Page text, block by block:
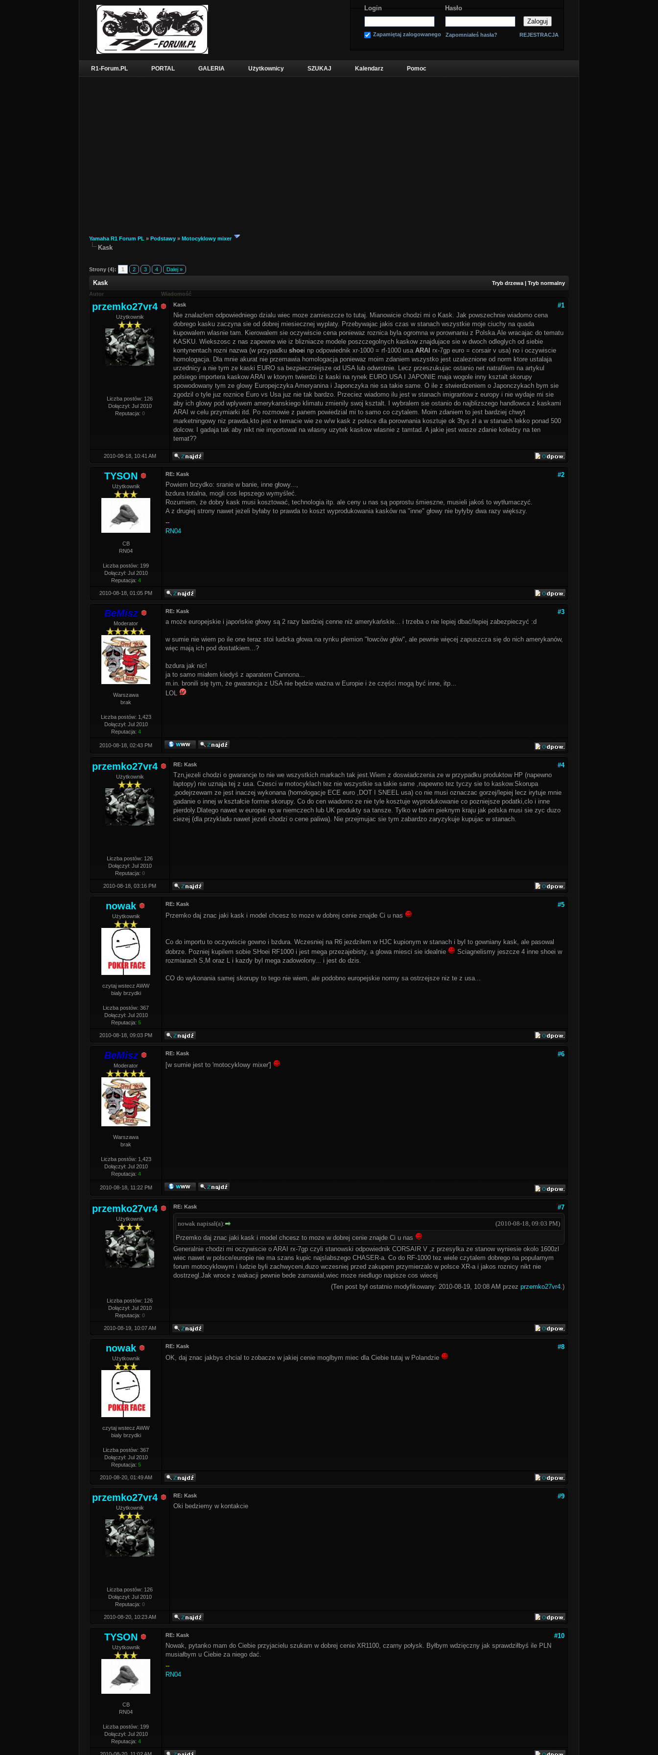
Login Hasło
Zapamiętaj zalogowanego Zapomniałeś hasła? REJESTRACJA
R1-Forum.PL PORTAL GALERIA Użytkownicy SZUKAJ Kalendarz Pomoc
Yamaha R1 Forum PL » Podstawy » Motocyklowy mixer
Kask
Strony (4): 1 2 3 4 Dalej »
Tryb drzewa | Tryb normalny
Kask
Autor Wiadomość
przemko27vr4
Użytkownik
Liczba postów: 126
Dołączył: Jul 2010
Reputacja: 0
#1
Kask
Nie znalazlem odpowiedniego dzialu wiec moze zamieszcze to tutaj. Mianowicie chodzi mi o Kask. Jak powszechnie wiadomo cena
dobrego kasku zaczyna sie od dobrej miesiecznej wyplaty. Przebywajac jakis czas w stanach wszystkie moje ciuchy na quada
kupowalem wlasnie tam. Kierowalem sie oczywiscie cena poniewaz roznica byla ogromna w porownaniu z Polska.Ale wracajac do tematu
KASKU. Wiekszosc z nas zapewne wie iz blizniacze modele poszczegolnych kaskow znajdujace sie w dwoch odleglych od siebie
kontynentach rozni nazwa (w przypadku shoei np odpowiednik xr-1000 = rf-1000 usa ARAI rx-7gp euro = corsair v usa) no i oczywiscie
homologacja. Dla mnie akurat nie przemawia homologacja poniewaz moim zdaniem wszystko jest uzaleznione od norm ktore ustalaja
urzednicy a nie tym ze kaski EURO sa bezpieczniejsze od USA lub odwrotnie. Lecz przeszukujac ostanio net natrafilem na artykul
polsiego importera kaskow ARAI w ktorym twierdzi iz kaski na rynek EURO USA I JAPONIE maja wogole inny ksztalt skorupy
spowodowany tym ze glowy Europejczyka Ameryanina i Japonczyka nie sa takie same. O ile z stwierdzeniem o Japonczykach bym sie
zgodzil o tyle juz roznice Euro vs Usa juz nie tak bardzo. Przeciez wiadomo ilu jest w stanach imigrantow z europy i nie wydaje mi sie
aby ich glowy pod wplywem amerykanskiego klimatu zmienily swoj ksztalt. I wybralem sie ostanio do najblizszego handlowca z kaskami
ARAI w celu przymiarki itd. Po rozmowie z panem powiedzial mi to samo co czytalem. Moim zdaniem to jest bardziej chwyt
marketningowy niz prawda,kto jest w temacie wie ze w/w kask z polsce dla porownania kosztuje ok 3tys zl a w stanach lekko ponad 500
dolcow. I gadaja tak aby nikt nie importowal na wlasny uzytek kaskow wlasnie z tamtad. A jakie jest wasze zdanie koledzy na ten
temat??
2010-08-18, 10:41 AM
TYSON
Użytkownik
CB
RN04
Liczba postów: 199
Dołączył: Jul 2010
Reputacja: 4
#2
RE: Kask
Powiem brzydko: sranie w banie, inne głowy...,
bzdura totalna, mogli cos lepszego wymyśleć.
Rozumiem, że dobry kask musi kosztować, technologia itp. ale ceny u nas są poprostu śmieszne, musieli jakoś to wytłumaczyć.
A z drugiej strony nawet jeżeli byłaby to prawda to koszt wyprodukowania kasków na "inne" głowy nie byłyby dwa razy większy.
--
RN04
2010-08-18, 01:05 PM
BeMisz
Moderator
Warszawa
brak
Liczba postów: 1,423
Dołączył: Jul 2010
Reputacja: 4
#3
RE: Kask
a może europejskie i japońskie głowy są 2 razy bardziej cenne niż amerykańskie... i trzeba o nie lepiej dbać/lepiej zabezpieczyć :d
w sumie nie wiem po ile one teraz stoi ludzka głowa na rynku plemion "łowców głów", ale pewnie więcej zapuszcza się do nich amerykanów,
więc mają ich pod dostatkiem...?
bzdura jak nic!
ja to samo miałem kiedyś z aparatem Cannona...
m.in. bronili się tym, że gwarancja z USA nie będzie ważna w Europie i że części mogą być inne, itp...
LOL
2010-08-18, 02:43 PM
przemko27vr4
Użytkownik
Liczba postów: 126
Dołączył: Jul 2010
Reputacja: 0
#4
RE: Kask
Tzn,jezeli chodzi o gwarancje to nie we wszystkich markach tak jest.Wiem z doswiadczenia ze w przypadku produktow HP (napewno
laptopy) nie uznaja tej z usa. Czesci w motocyklach tez nie wszystkie sa takie same ,napewno tez tyczy sie to kaskow.Skorupa
,podejrzewam ze jest inaczej wykonana (homologacje ECE euro ,DOT I SNEEL usa) co nie musi oznaczac gorzej/lepiej lecz irytuje mnie
gadanie o innej w kształcie formie skorupy. Co do cen wiadomo ze nie tyle kosztuje wyprodukowanie co pozniejsze podatki,clo i inne
pierdoly.Dlatego nawet w europie np.w niemczech lub UK produkty sa tansze. Tylko w takim pieknym kraju jak polska musi sie zyc duzo
ciezej (dla przykladu nawet jezeli chodzi o cene paliwa). Nie przejmujac sie tym zabardzo zaryzykuje kupujac w stanach.
2010-08-18, 03:16 PM
nowak
Użytkownik
czytaj wstecz AWW
bialy brzydki
Liczba postów: 367
Dołączył: Jul 2010
Reputacja: 5
#5
RE: Kask
Przemko daj znac jaki kask i model chcesz to moze w dobrej cenie znajde Ci u nas
Co do importu to oczywiscie gowno i bzdura. Wczesniej na R6 jezdzilem w HJC kupionym w stanach i byl to gowniany kask, ale pasowal
dobrze. Pozniej kupilem sobie SHoei RF1000 i jest mega przezajebisty, a glowa miesci sie idealnie
Sciagnelismy jeszcze 4 inne shoei w
rozmiarach S,M oraz L i kazdy byl mega zadowolony... i jest do dzis.
CO do wykonania samej skorupy to tego nie wiem, ale podobno europejskie normy sa ostrzejsze niz te z usa...
2010-08-18, 09:03 PM
BeMisz
Moderator
Warszawa
brak
Liczba postów: 1,423
Dołączył: Jul 2010
Reputacja: 4
#6
RE: Kask
[w sumie jest to 'motocyklowy mixer']
2010-08-18, 11:22 PM
przemko27vr4
Użytkownik
Liczba postów: 126
Dołączył: Jul 2010
Reputacja: 0
#7
RE: Kask
(2010-08-18, 09:03 PM)
nowak napisał(a):
Przemko daj znac jaki kask i model chcesz to moze w dobrej cenie znajde Ci u nas
Generalnie chodzi mi oczywiscie o ARAI rx-7gp czyli stanowski odpowiednik CORSAIR V ,z przesylka ze stanow wyniesie okolo 1600zl
wiec nawet w polsce/europie nie ma szans kupic najslabszego CHASER-a. Co do RF-1000 tez wiele czytalem dobrego na popularnym
forum motocyklowym i ludzie byli zachwyceni,duzo wczesniej przed zakupem przymierzalo w polsce XR-a i jakos roznicy nikt nie
dostrzegl.Jak wroce z wakacji pewnie bede zamawial,wiec moze niedlugo napisze cos wiecej
(Ten post był ostatnio modyfikowany: 2010-08-19, 10:08 AM przez przemko27vr4.)
2010-08-19, 10:07 AM
nowak
Użytkownik
czytaj wstecz AWW
bialy brzydki
Liczba postów: 367
Dołączył: Jul 2010
Reputacja: 5
#8
RE: Kask
OK, daj znac jakbys chcial to zobacze w jakiej cenie moglbym miec dla Ciebie tutaj w Polandzie
2010-08-20, 01:49 AM
przemko27vr4
Użytkownik
Liczba postów: 126
Dołączył: Jul 2010
Reputacja: 0
#9
RE: Kask
Oki bedziemy w kontakcie
2010-08-20, 10:23 AM
TYSON
Użytkownik
CB
RN04
Liczba postów: 199
Dołączył: Jul 2010
Reputacja: 4
#10
RE: Kask
Nowak, pytanko mam do Ciebie przyjacielu szukam w dobrej cenie XR1100, czarny połysk. Byłbym wdzięczny jak sprawdziłbyś ile PLN
musiałbym u Ciebie za niego dać.
--
RN04